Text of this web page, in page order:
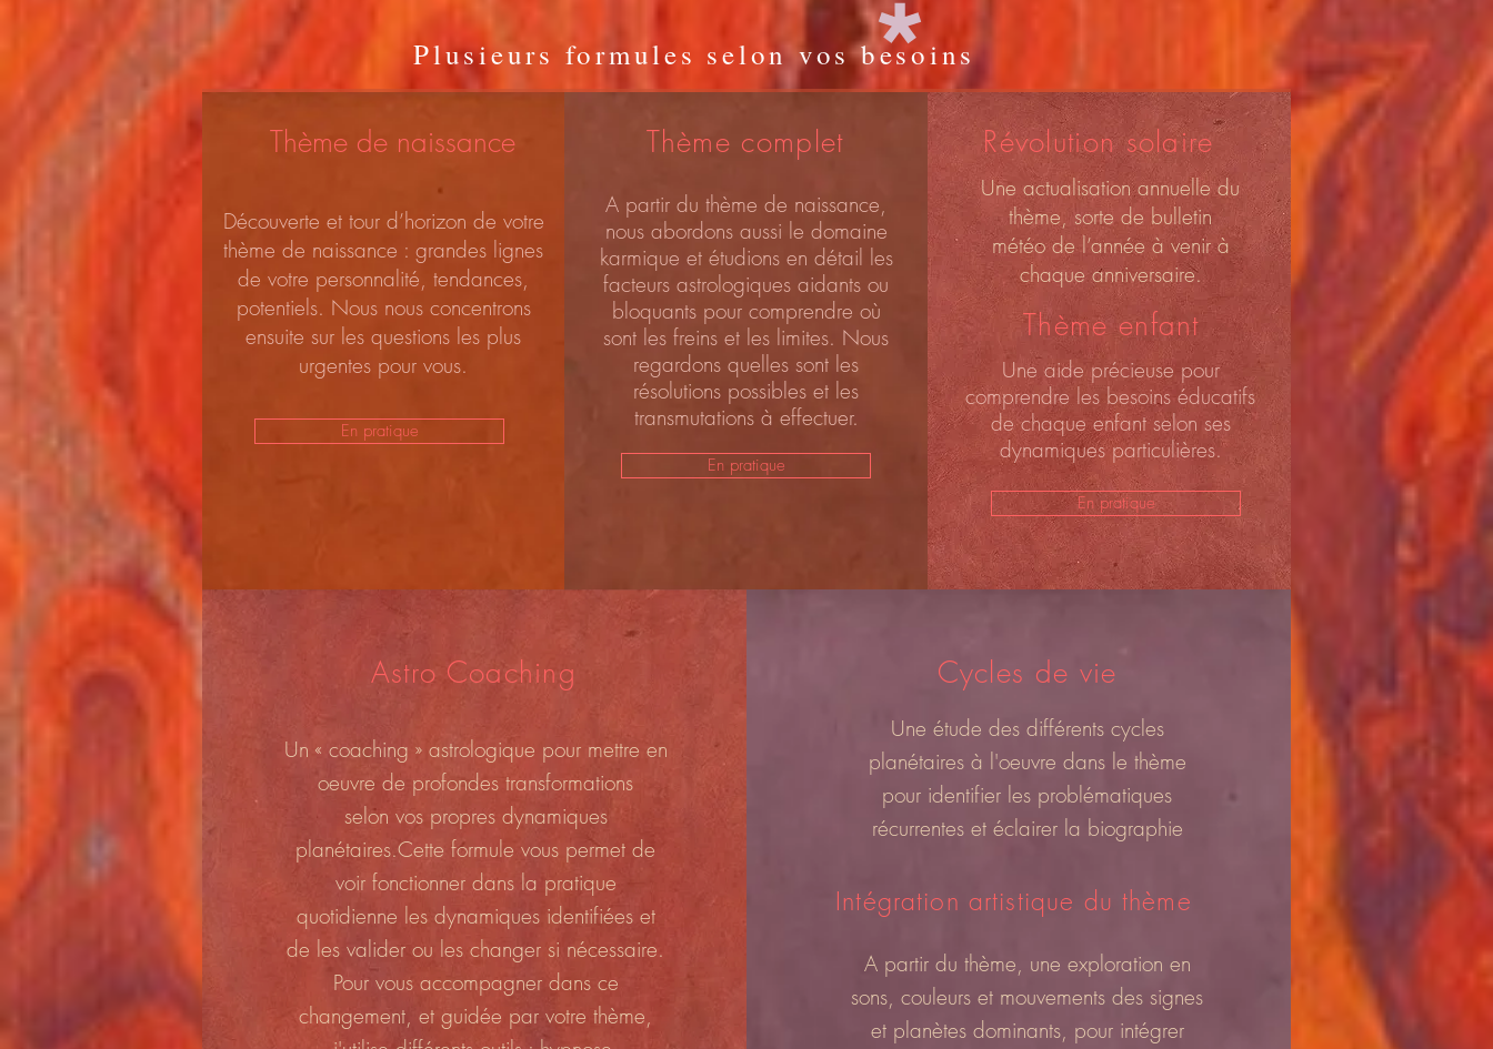
Plusieurs formules selon vos besoins
Thème de naissance
Découverte et tour d’horizon de votre
thème de naissance : grandes lignes
de votre personnalité, tendances,
potentiels. Nous nous concentrons
ensuite sur les questions les plus
urgentes pour vous.
En pratique
Thème complet
A partir du thème de naissance,
nous abordons aussi le domaine
karmique et étudions en détail les
facteurs astrologiques aidants ou
bloquants pour comprendre où
sont les freins et les limites. Nous
regardons quelles sont les
résolutions possibles et les
transmutations à effectuer.
En pratique
Révolution solaire
Une actualisation annuelle du
thème, sorte de bulletin
météo de l’année à venir à
chaque anniversaire.
Thème enfant
Une aide précieuse pour
comprendre les besoins éducatifs
de chaque enfant selon ses
dynamiques particulières.
En pratique
Astro Coaching
Un « coaching » astrologique pour mettre en
oeuvre de profondes transformations
selon vos propres dynamiques
planétaires.Cette formule vous permet de
voir fonctionner dans la pratique
quotidienne les dynamiques identifiées et
de les valider ou les changer si nécessaire.
Pour vous accompagner dans ce
changement, et guidée par votre thème,
Cycles de vie
Une étude des différents cycles
planétaires à l'oeuvre dans le thème
pour identifier les problématiques
récurrentes et éclairer la biographie
Intégration artistique du thème
A partir du thème, une exploration en
sons, couleurs et mouvements des signes
et planètes dominants, pour intégrer